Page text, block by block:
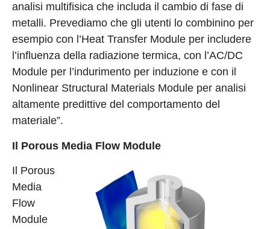
analisi multifisica che includa il cambio di fase di
metalli. Prevediamo che gli utenti lo combinino per
esempio con l’Heat Transfer Module per includere
l’influenza della radiazione termica, con l’AC/DC
Module per l’indurimento per induzione e con il
Nonlinear Structural Materials Module per analisi
altamente predittive del comportamento del
materiale”.
Il Porous Media Flow Module
Il Porous
Media
Flow
Module